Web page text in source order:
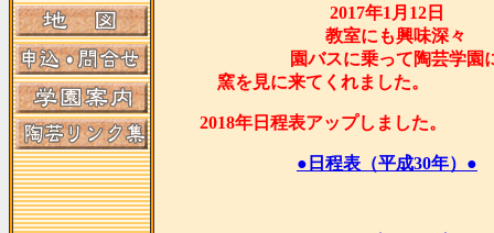
2017年1月12日
教室にも興味深々
園バスに乗って陶芸学園
窯を見に来てくれま
2018年日程表アップし
●日程表（平成30年）●